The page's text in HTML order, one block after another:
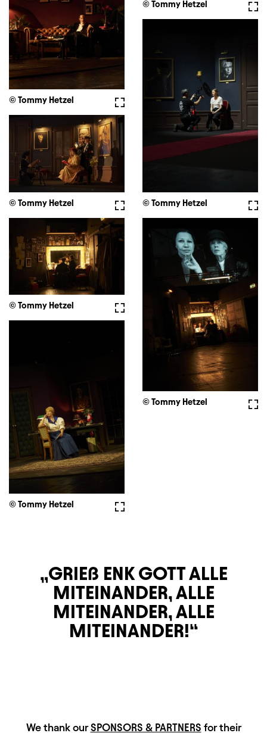
Fullscreen
© Tommy Hetzel
© Tommy Hetzel
© Tommy Hetzel
Fullscreen
© Tommy Hetzel
Fullscreen
© Tommy Hetzel
© Tommy Hetzel
Fullscreen
© Tommy Hetzel
GRIEß ENK GOTT ALLE
MITEINANDER, ALLE
MITEINANDER, ALLE
MITEINANDER!
HAUPTSPONSOREN
We thank ourSPONSORS & PARTNERS for their